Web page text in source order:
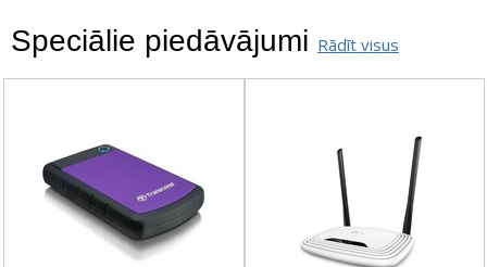
Speciālie piedāvājumi Rādīt visus